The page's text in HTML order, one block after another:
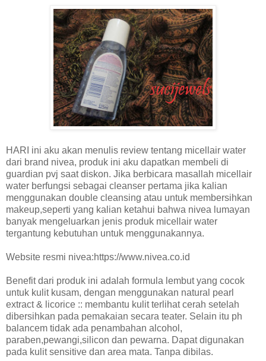
HARI ini aku akan menulis review tentang micellair water
dari brand nivea, produk ini aku dapatkan membeli di
guardian pvj saat diskon. Jika berbicara masallah micellair
water berfungsi sebagai cleanser pertama jika kalian
menggunakan double cleansing atau untuk membersihkan
makeup,seperti yang kalian ketahui bahwa nivea lumayan
banyak mengeluarkan jenis produk micellair water
tergantung kebutuhan untuk menggunakannya.
Website resmi nivea:https://www.nivea.co.id
Benefit dari produk ini adalah formula lembut yang cocok
untuk kulit kusam, dengan menggunakan natural pearl
extract & licorice :: membantu kulit terlihat cerah setelah
dibersihkan pada pemakaian secara teater. Selain itu ph
balancem tidak ada penambahan alcohol,
paraben,pewangi,silicon dan pewarna. Dapat digunakan
pada kulit sensitive dan area mata. Tanpa dibilas.